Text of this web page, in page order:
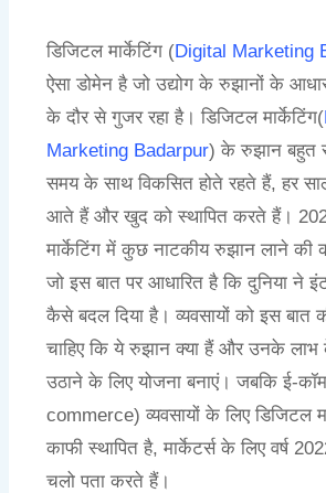
डिजिटल मार्केटिंग (Digital Marketing
ऐसा डोमेन है जो उद्योग के रुझानों के
के दौर से गुजर रहा है। डिजिटल मार्केटिंग(
Marketing Badarpur) के रुझान बहुत
समय के साथ विकसित होते रहते हैं, हर
आते हैं और खुद को स्थापित करते हैं।
मार्केटिंग में कुछ नाटकीय रुझान लाने की
जो इस बात पर आधारित है कि दुनिया ने
कैसे बदल दिया है। व्यवसायों को इस बात
चाहिए कि ये रुझान क्या हैं और उनके
उठाने के लिए योजना बनाएं। जबकि ई-
commerce) व्यवसायों के लिए डिजिटल
काफी स्थापित है, मार्केटर्स के लिए वर्ष
चलो पता करते हैं।